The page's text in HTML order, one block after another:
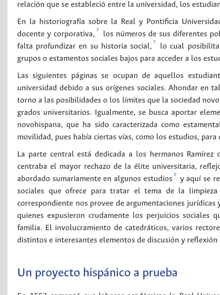
relación que se estableció entre la universidad, los
En la historiografía sobre la Real y Pontificia
docente y corporativa,
2
los números de sus diferentes
falta profundizar en su historia social,
5
lo cual
grupos o estamentos sociales bajos para acceder a los
Las siguientes páginas se ocupan de aquellos
universidad debido a sus orígenes sociales. Ahondar en
torno a las posibilidades o los límites que la sociedad
grados universitarios. Igualmente, se busca aportar
novohispana, que ha sido caracterizada como
movilidad, pues había ciertas vías, como los estudios,
La parte central está dedicada a los hermanos
centraba el mayor rechazo de la élite universitaria,
abordado sumariamente en algunos estudios
6
y aquí se
sociales que ofrece para tratar el tema de la
correspondiente nos provee de argumentaciones
quienes expusieron crudamente los perjuicios
familia. El involucramiento de catedráticos, varios
distintos e interesantes elementos de discusión y
Un proyecto hispánico a prueba